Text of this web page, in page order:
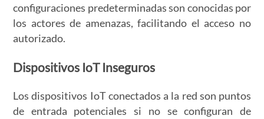
configuraciones predeterminadas son conocidas por
los actores de amenazas, facilitando el acceso no
autorizado.
Dispositivos IoT Inseguros
Los dispositivos IoT conectados a la red son puntos
de entrada potenciales si no se configuran de